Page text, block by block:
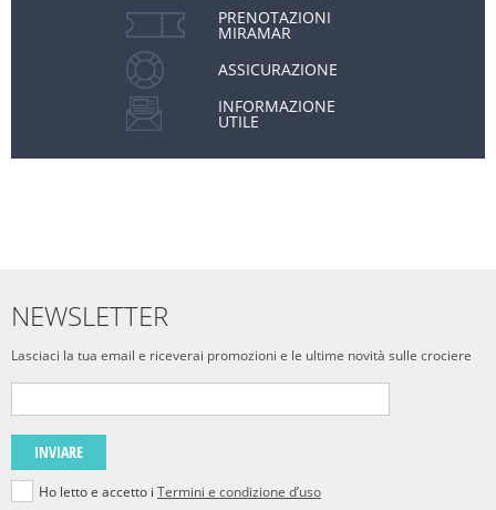
PRENOTAZIONI
MIRAMAR
ASSICURAZIONE
INFORMAZIONE
UTILE
NEWSLETTER
Lasciaci la tua email e riceverai promozioni e le ultime novità sulle crociere
INVIARE
Ho letto e accetto i Termini e condizione d’uso